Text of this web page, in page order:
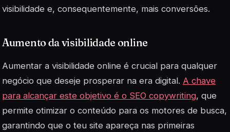
visibilidade e, consequentemente, mais conversões.
Aumento da visibilidade online
Aumentar a visibilidade online é crucial para qualquer
negócio que deseje prosperar na era digital. A chave
para alcançar este objetivo é o SEO copywriting, que
permite otimizar o conteúdo para os motores de busca,
garantindo que o teu site apareça nas primeiras